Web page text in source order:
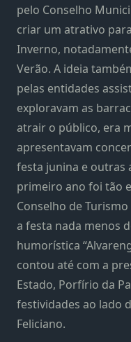
pelo Conselho
criar um atrativo
Inverno,
Verão. A ideia
pelas entidades
exploravam as
atrair o público, era
apresentavam
festa junina e outras
primeiro ano foi tão
Conselho de
a festa nada menos
humorística
contou até com a
Estado, Porfírio da
festividades ao lado
Feliciano.